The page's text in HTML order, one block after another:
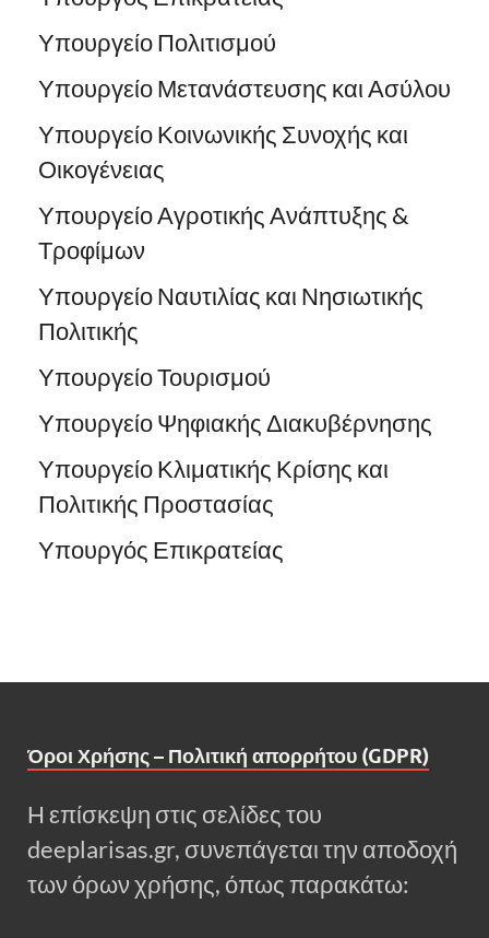
Υπουργείο Πολιτισμού
Υπουργείο Μετανάστευσης και Ασύλου
Υπουργείο Κοινωνικής Συνοχής και
Οικογένειας
Υπουργείο Αγροτικής Ανάπτυξης &
Τροφίμων
Υπουργείο Ναυτιλίας και Νησιωτικής
Πολιτικής
Υπουργείο Τουρισμού
Υπουργείο Ψηφιακής Διακυβέρνησης
Υπουργείο Κλιματικής Κρίσης και
Πολιτικής Προστασίας
Υπουργός Επικρατείας
Όροι Χρήσης – Πολιτική απορρήτου (GDPR)
Η επίσκεψη στις σελίδες του
deeplarisas.gr, συνεπάγεται την αποδοχή
των όρων χρήσης, όπως παρακάτω: